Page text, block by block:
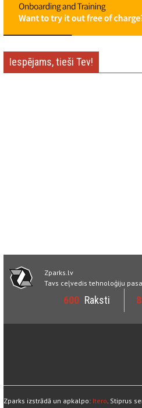
Iespējams, tieši Tev!
Zparks.lv
Tavs ceļvedis tehnoloģiju
600 Raksti
Zparks izstrādā un apkalpo: Itero. Stiprus